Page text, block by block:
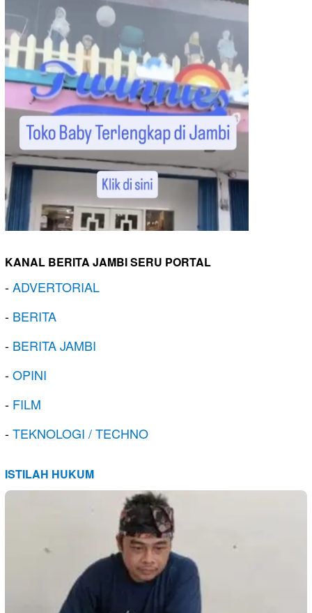
KANAL BERITA JAMBI SERU PORTAL
-ADVERTORIAL
- BERITA
- BERITA JAMBI
-OPINI
- FILM
-TEKNOLOGI / TECHNO
ISTILAH HUKUM